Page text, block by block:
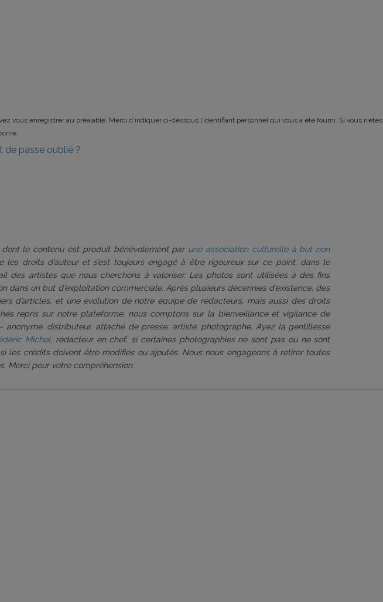
vous enregistrer au préalable. Merci d’indiquer ci-dessous l’identifiant personnel qui vous a été fourni. Si vous n’êtes
de passe oublié ?
dont le contenu est produit bénévolement par une association culturelle à but non
les droits d’auteur et s’est toujours engagé à être rigoureux sur ce point, dans le
des artistes que nous cherchons à valoriser. Les photos sont utilisées à des fins
dans un but d’exploitation commerciale. Après plusieurs décennies d’existence, des
d’articles, et une évolution de notre équipe de rédacteurs, mais aussi des droits
repris sur notre plateforme, nous comptons sur la bienveillance et vigilance de
anonyme, distributeur, attaché de presse, artiste, photographe. Ayez la gentillesse
Michel, rédacteur en chef, si certaines photographies ne sont pas ou ne sont
les crédits doivent être modifiés ou ajoutés. Nous nous engageons à retirer toutes
Merci pour votre compréhension.